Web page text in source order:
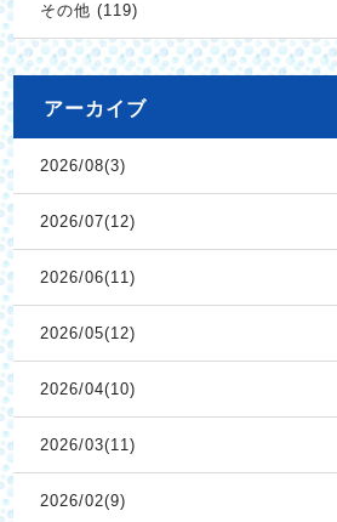
その他 (119)
アーカイブ
2026/08(3)
2026/07(12)
2026/06(11)
2026/05(12)
2026/04(10)
2026/03(11)
2026/02(9)